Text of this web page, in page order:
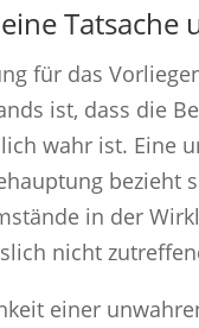
Tatsache
für das
ist, dass die
wahr ist. Eine
bezieht
in der
nicht
einer